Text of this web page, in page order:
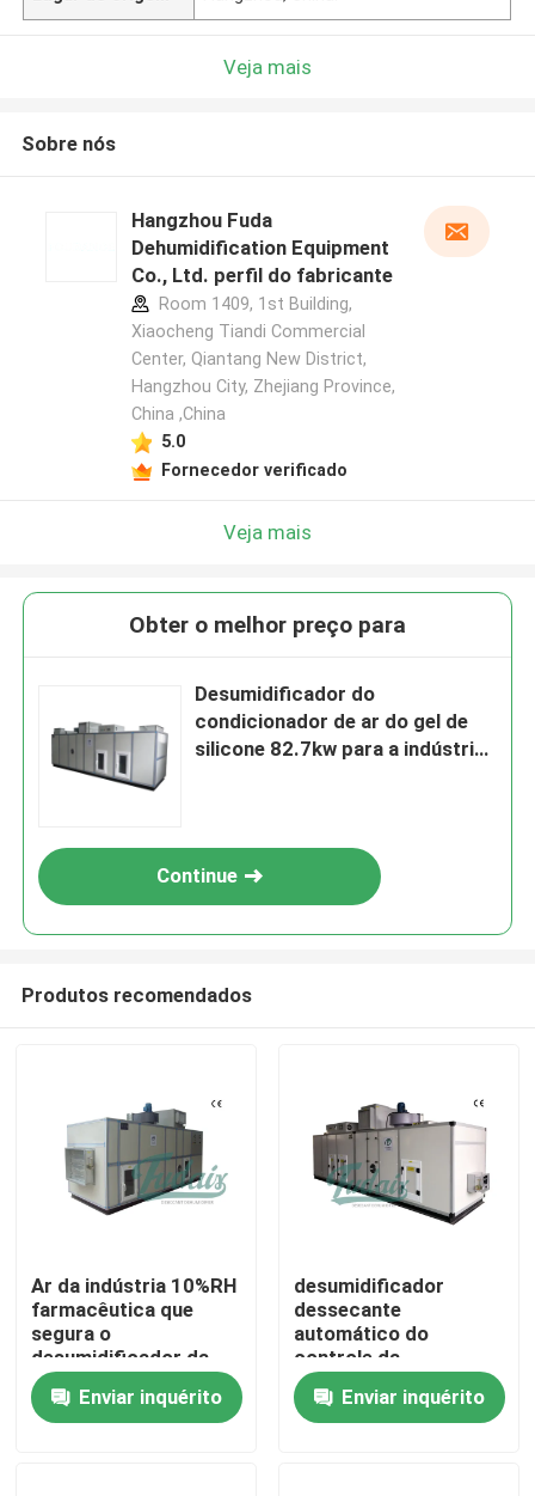
Casa
Produtos
Veja mais
Sobre nós
Hangzhou Fuda
Dehumidification Equipment
Co., Ltd. perfil do fabricante
Room 1409, 1st Building,
Xiaocheng Tiandi Commercial
Center, Qiantang New District,
Hangzhou City, Zhejiang Province,
China ,China
5.0
Fornecedor verificado
Veja mais
Obter o melhor preço para
Desumidificador do
condicionador de ar do gel de
silicone 82.7kw para a indústria
Continue
Produtos recomendados
Ar da indústria 10%RH
farmacêutica que
segura o
desumidificador da
unidade
Enviar inquérito
desumidificador
dessecante
automático do
controle da
temperatura & de
umidade do ³ /h
30%RH de 8000m
Enviar inquérito